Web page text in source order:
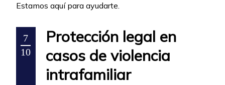
Estamos aquí para ayudarte.
7
10
Protección legal en
casos de violencia
intrafamiliar